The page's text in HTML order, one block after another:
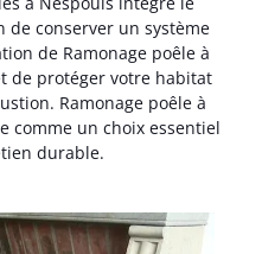
de conserver un système
de Ramonage poêle à
de protéger votre habitat
Ramonage poêle à
comme un choix essentiel
durable.